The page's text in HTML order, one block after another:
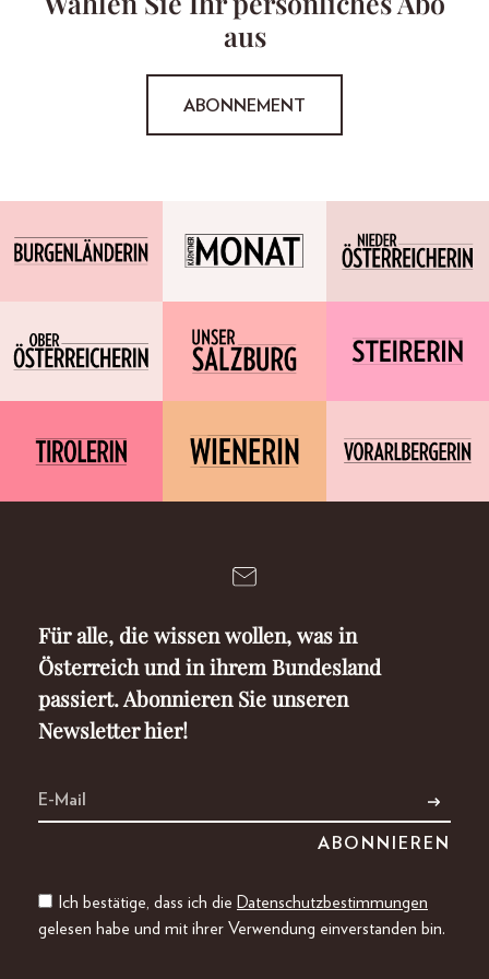
aus
ABONNEMENT
Für alle, die wissen wollen, was in
Österreich und in ihrem Bundesland
passiert. Abonnieren Sie unseren
Newsletter hier!
Ich bestätige, dass ich die Datenschutzbestimmungen
gelesen habe und mit ihrer Verwendung einverstanden bin.